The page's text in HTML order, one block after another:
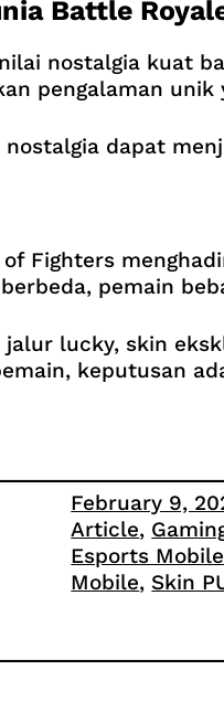
Battle
nostalgia kuat
pengalaman
dapat
of Fighters
pemain
lucky, skin
keputusan
February 9,
Article,
Esports
Mobile, Skin